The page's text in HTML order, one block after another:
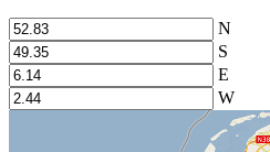
N
S
E
W